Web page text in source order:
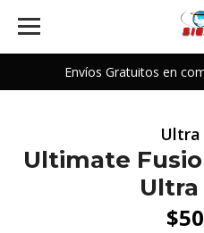
Envíos Gratuitos en
Ultra
Ultimate
Ultra